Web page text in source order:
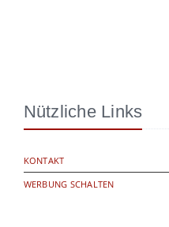
Nützliche Links
KONTAKT
WERBUNG SCHALTEN